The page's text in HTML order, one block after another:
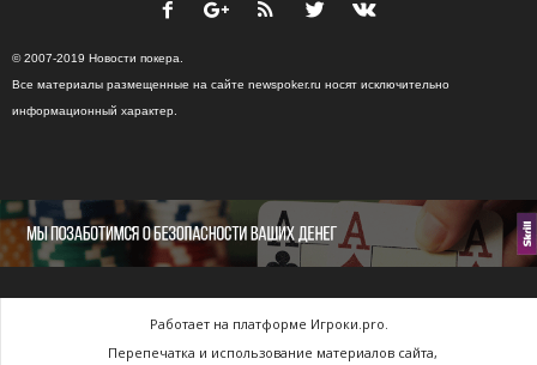
© 2007-2019 Новости покера.
Все материалы размещенные на сайте newspoker.ru носят исключительно
информационный характер.
Работает на платформе Игроки.pro.
Перепечатка и использование материалов сайта,